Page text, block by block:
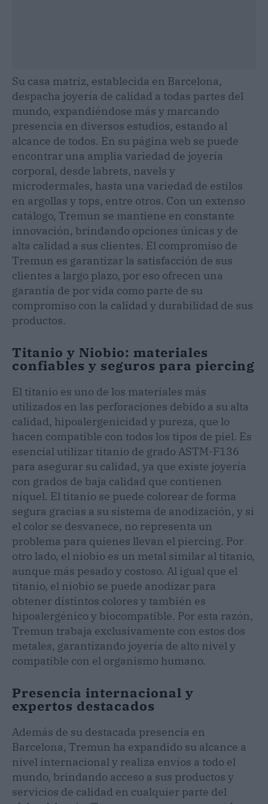
Su casa matriz, establecida en Barcelona,
despacha joyería de calidad a todas partes del
mundo, expandiéndose más y marcando
presencia en diversos estudios, estando al
alcance de todos. En su página web se puede
encontrar una amplia variedad de joyería
corporal, desde labrets, navels y
microdermales, hasta una variedad de estilos
en argollas y tops, entre otros. Con un extenso
catálogo, Tremun se mantiene en constante
innovación, brindando opciones únicas y de
alta calidad a sus clientes. El compromiso de
Tremun es garantizar la satisfacción de sus
clientes a largo plazo, por eso ofrecen una
garantía de por vida como parte de su
compromiso con la calidad y durabilidad de sus
productos.
Titanio y Niobio: materiales
confiables y seguros para piercing
El titanio es uno de los materiales más
utilizados en las perforaciones debido a su alta
calidad, hipoalergenicidad y pureza, que lo
hacen compatible con todos los tipos de piel. Es
esencial utilizar titanio de grado ASTM-F136
para asegurar su calidad, ya que existe joyería
con grados de baja calidad que contienen
níquel. El titanio se puede colorear de forma
segura gracias a su sistema de anodización, y si
el color se desvanece, no representa un
problema para quienes llevan el piercing. Por
otro lado, el niobio es un metal similar al titanio,
aunque más pesado y costoso. Al igual que el
titanio, el niobio se puede anodizar para
obtener distintos colores y también es
hipoalergénico y biocompatible. Por esta razón,
Tremun trabaja exclusivamente con estos dos
metales, garantizando joyería de alto nivel y
compatible con el organismo humano.
Presencia internacional y
expertos destacados
Además de su destacada presencia en
Barcelona, Tremun ha expandido su alcance a
nivel internacional y realiza envíos a todo el
mundo, brindando acceso a sus productos y
servicios de calidad en cualquier parte del